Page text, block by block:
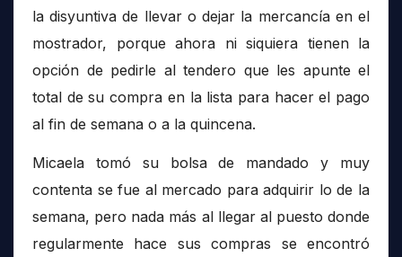
la disyuntiva de llevar o dejar la mercancía en el
mostrador, porque ahora ni siquiera tienen la
opción de pedirle al tendero que les apunte el
total de su compra en la lista para hacer el pago
al fin de semana o a la quincena.
Micaela tomó su bolsa de mandado y muy
contenta se fue al mercado para adquirir lo de la
semana, pero nada más al llegar al puesto donde
regularmente hace sus compras se encontró